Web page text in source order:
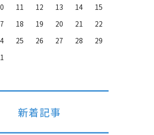
11 12 13 14
15
18 19 20 21
22
25 26 27 28
29
新着記事